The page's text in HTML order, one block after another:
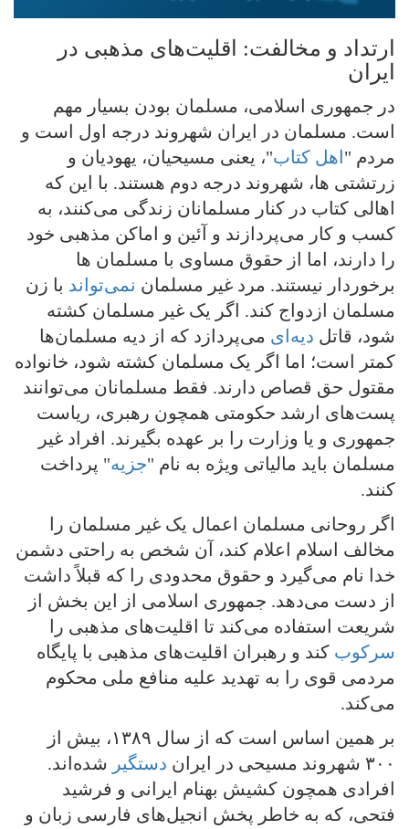
ارتداد و مخالفت: اقلیت‌های مذهبی در
ایران
در جمهوری اسلامی، مسلمان بودن بسیار مهم
است. مسلمان در ایران شهروند درجه اول است و
مردم " اهل کتاب"، یعنی مسیحیان، یهودیان و
زرتشتی ها، شهروند درجه دوم هستند. با این که
اهالی کتاب در کنار مسلمانان زندگی می‌کنند، به
کسب و کار می‌پردازند و آئین و اماکن مذهبی خود
را دارند، اما از حقوق مساوی با مسلمان ها
برخوردار نیستند. مرد غیر مسلمان نمی‌تواند با زن
مسلمان ازدواج کند. اگر یک غیر مسلمان کشته
شود، قاتل دیه‌ای می‌پردازد که از دیه مسلمان‌ها
کمتر است؛ اما اگر یک مسلمان کشته شود، خانواده
مقتول حق قصاص دارند. فقط مسلمانان می‌توانند
پست‌‌های ارشد حکومتی همچون رهبری، ریاست
جمهوری و یا وزارت را بر عهده بگیرند. افراد غیر
مسلمان باید مالیاتی ویژه به نام "جزیه" پرداخت
کنند.
اگر روحانی مسلمان اعمال یک غیر مسلمان را
مخالف اسلام اعلام کند، آن شخص به راحتی دشمن
خدا نام می‌گیرد و حقوق محدودی را که قبلاً داشت
از دست می‌دهد. جمهوری اسلامی از این بخش از
شریعت استفاده می‌کند تا اقلیت‌های مذهبی را
سرکوب کند و رهبران اقلیت‌های مذهبی با پایگاه
مردمی قوی را به تهدید علیه منافع ملی محکوم
می‌کند.
بر همین اساس است که از سال ۱۳۸۹، بیش از
۳۰۰ شهروند مسیحی در ایران
دستگیر شده‌اند.
افرادی همچون کشیش بهنام ایرانی و فرشید
فتحی، که به خاطر پخش انجیل‌های فارسی زبان و